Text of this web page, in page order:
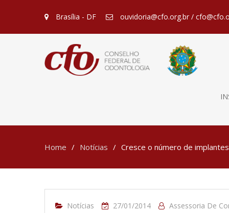
Brasília - DF ouvidoria@cfo.org.br /
Home Notícias Cresce o número de
Notícias 27/01/2014 Assessoria De